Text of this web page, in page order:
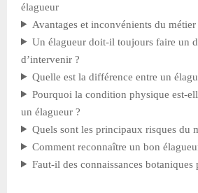
élagueur
Avantages et inconvénients du métier
Un élagueur doit-il toujours faire un
d’intervenir ?
Quelle est la différence entre un
Pourquoi la condition physique est-
un élagueur ?
Quels sont les principaux risques du
Comment reconnaître un bon
Faut-il des connaissances botaniques